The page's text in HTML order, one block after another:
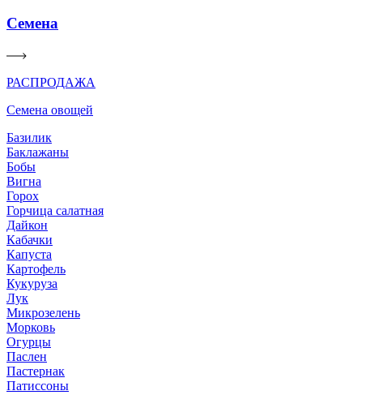
Семена
РАСПРОДАЖА
Семена овощей
Базилик
Баклажаны
Бобы
Вигна
Горох
Горчица салатная
Дайкон
Кабачки
Капуста
Картофель
Кукуруза
Лук
Микрозелень
Морковь
Огурцы
Паслен
Пастернак
Патиссоны